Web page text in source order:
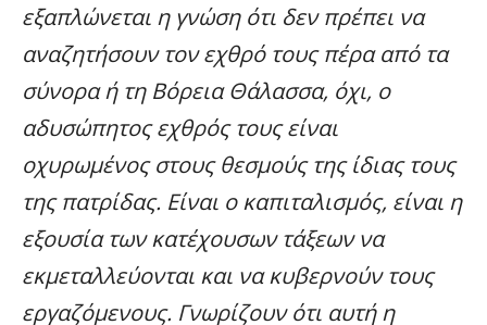
εξαπλώνεται η γνώση ότι δεν πρέπει να
αναζητήσουν τον εχθρό τους πέρα από τα
σύνορα ή τη Βόρεια Θάλασσα, όχι, ο
αδυσώπητος εχθρός τους είναι
οχυρωμένος στους θεσμούς της ίδιας τους
της πατρίδας. Είναι ο καπιταλισμός, είναι η
εξουσία των κατέχουσων τάξεων να
εκμεταλλεύονται και να κυβερνούν τους
εργαζόμενους. Γνωρίζουν ότι αυτή η